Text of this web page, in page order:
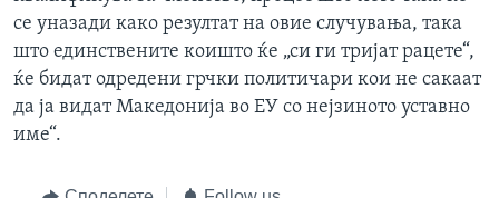
се уназади како резултат на овие случувања, така
што единствените коишто ќе „си ги тријат рацете“,
ќе бидат одредени грчки политичари кои не сакаат
да ја видат Македонија во ЕУ со нејзиното уставно
име“.